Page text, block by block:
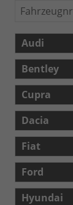
Fahrzeugnr.
Audi
Bentley
Cupra
Dacia
Fiat
Ford
Hyundai